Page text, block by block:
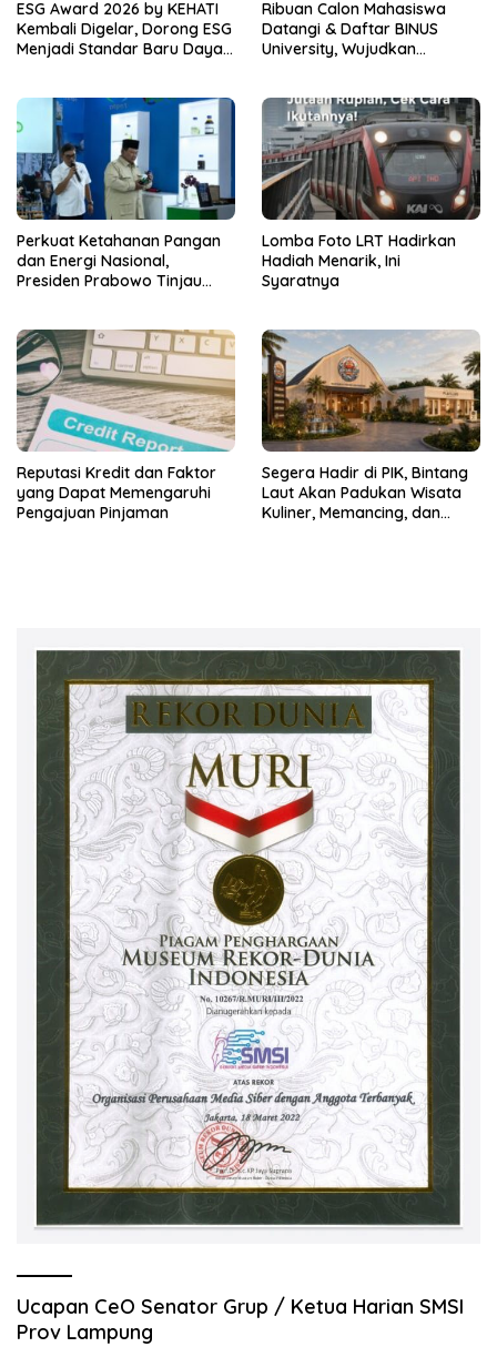
ESG Award 2026 by KEHATI
Kembali Digelar, Dorong ESG
Menjadi Standar Baru Daya
Ribuan Calon Mahasiswa
Datangi & Daftar BINUS
University, Wujudkan
Perkuat Ketahanan Pangan
dan Energi Nasional,
Presiden Prabowo Tinjau
Perkebunan Nusantara
Lomba Foto LRT Hadirkan
Hadiah Menarik, Ini
Syaratnya
Reputasi Kredit dan Faktor
yang Dapat Memengaruhi
Pengajuan Pinjaman
Segera Hadir di PIK, Bintang
Laut Akan Padukan Wisata
Kuliner, Memancing, dan
Ucapan CeO Senator Grup / Ketua Harian SMSI
Prov Lampung